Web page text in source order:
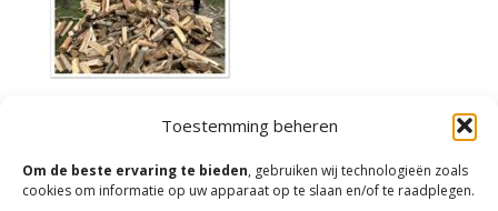
Toestemming beheren
Om de beste ervaring te bieden, gebruiken wij technologieën zoals
cookies om informatie op uw apparaat op te slaan en/of te raadplegen.